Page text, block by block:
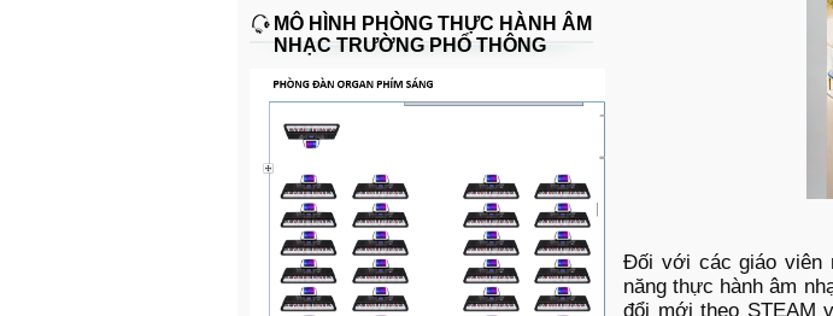
MÔ HÌNH PHÒNG THỰC HÀNH ÂM
NHẠC TRƯỜNG PHỔ THÔNG
Đối với các giáo viên
năng thực hành âm
đổi mới theo STEAM